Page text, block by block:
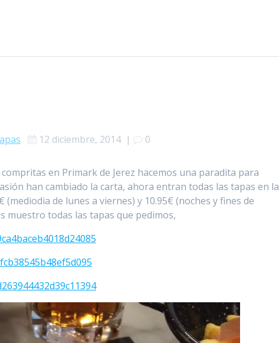
12 diciembre, 2014| 0
en Primark de Jerez hacemos una paradita para
han cambiado la carta, ahora entran todas las tapas en la
de lunes a viernes) y 10.95€ (noches y fines de
muestro todas las tapas que pedimos,